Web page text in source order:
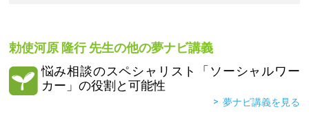
勅使河原 隆行先生の他の夢ナビ講義
悩み相談のスペシャリスト「ソーシャルワー
カー」の役割と可能性
夢ナビ講義を見る